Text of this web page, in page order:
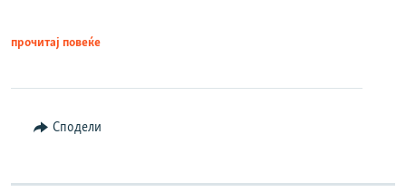
прочитај повеќе
Сподели